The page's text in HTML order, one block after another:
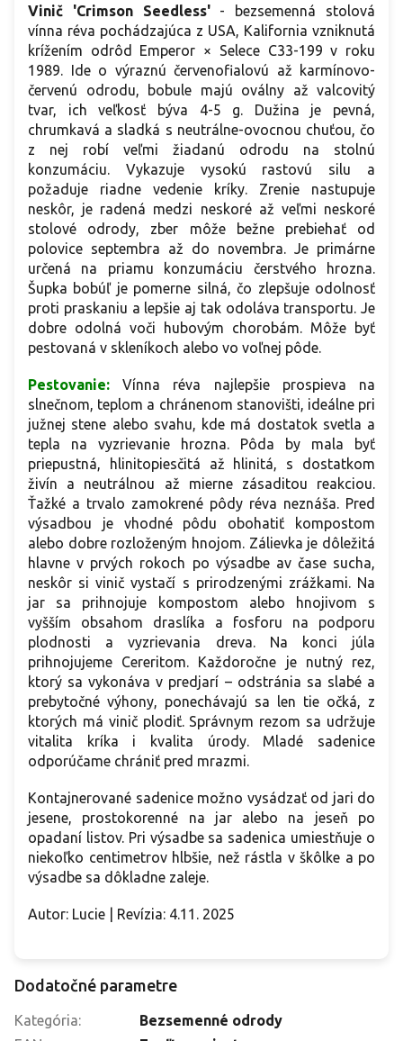
Vinič 'Crimson Seedless'- bezsemenná stolová
vínna réva pochádzajúca z USA, Kalifornia vzniknutá
krížením odrôd Emperor × Selece C33-199 v roku
1989. Ide o výraznú červenofialovú až karmínovo-
červenú odrodu, bobule majú oválny až valcovitý
tvar, ich veľkosť býva 4-5 g. Dužina je pevná,
chrumkavá a sladká s neutrálne-ovocnou chuťou, čo
z nej robí veľmi žiadanú odrodu na stolnú
konzumáciu. Vykazuje vysokú rastovú silu a
požaduje riadne vedenie kríky. Zrenie nastupuje
neskôr, je radená medzi neskoré až veľmi neskoré
stolové odrody, zber môže bežne prebiehať od
polovice septembra až do novembra. Je primárne
určená na priamu konzumáciu čerstvého hrozna.
Šupka bobúľ je pomerne silná, čo zlepšuje odolnosť
proti praskaniu a lepšie aj tak odoláva transportu. Je
dobre odolná voči hubovým chorobám. Môže byť
pestovaná v skleníkoch alebo vo voľnej pôde.
Pestovanie:
Vínna réva najlepšie prospieva na
slnečnom, teplom a chránenom stanovišti, ideálne pri
južnej stene alebo svahu, kde má dostatok svetla a
tepla na vyzrievanie hrozna. Pôda by mala byť
priepustná, hlinitopiesčitá až hlinitá, s dostatkom
živín a neutrálnou až mierne zásaditou reakciou.
Ťažké a trvalo zamokrené pôdy réva neznáša. Pred
výsadbou je vhodné pôdu obohatiť kompostom
alebo dobre rozloženým hnojom. Zálievka je dôležitá
hlavne v prvých rokoch po výsadbe av čase sucha,
neskôr si vinič vystačí s prirodzenými zrážkami. Na
jar sa prihnojuje kompostom alebo hnojivom s
vyšším obsahom draslíka a fosforu na podporu
plodnosti a vyzrievania dreva. Na konci júla
prihnojujeme Cereritom. Každoročne je nutný rez,
ktorý sa vykonáva v predjarí – odstránia sa slabé a
prebytočné výhony, ponechávajú sa len tie očká, z
ktorých má vinič plodiť. Správnym rezom sa udržuje
vitalita kríka i kvalita úrody. Mladé sadenice
odporúčame chrániť pred mrazmi.
Kontajnerované sadenice možno vysádzať od jari do
jesene, prostokorenné na jar alebo na jeseň po
opadaní listov. Pri výsadbe sa sadenica umiestňuje o
niekoľko centimetrov hlbšie, než rástla v škôlke a po
výsadbe sa dôkladne zaleje.
Autor: Lucie | Revízia: 4.11. 2025
Dodatočné parametre
Kategória:
Bezsemenné odrody